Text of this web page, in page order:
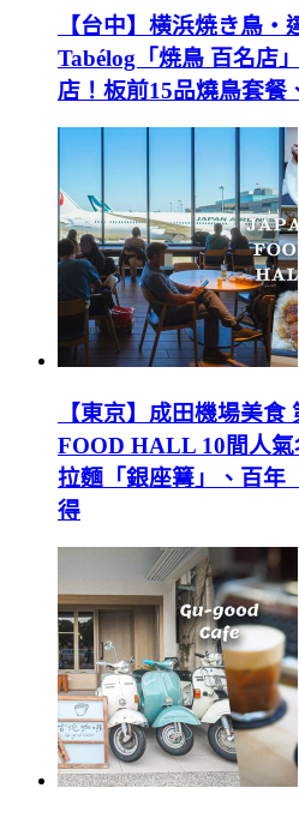
【台中】横浜焼き鳥‧
Tabélog「焼鳥 百名店
店！板前15品燒鳥套餐
【東京】成田機場美
FOOD HALL 10間人
拉麵「銀座篝」、百年
得